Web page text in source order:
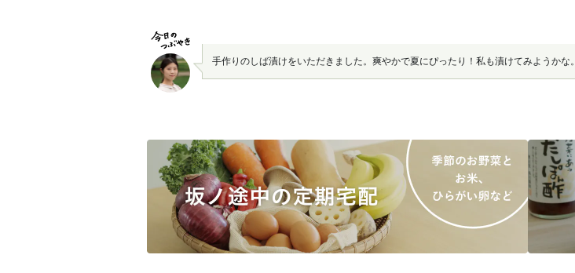
手作りのしば漬けをいただきました。爽やかで夏にぴったり！私も漬けてみようかな。